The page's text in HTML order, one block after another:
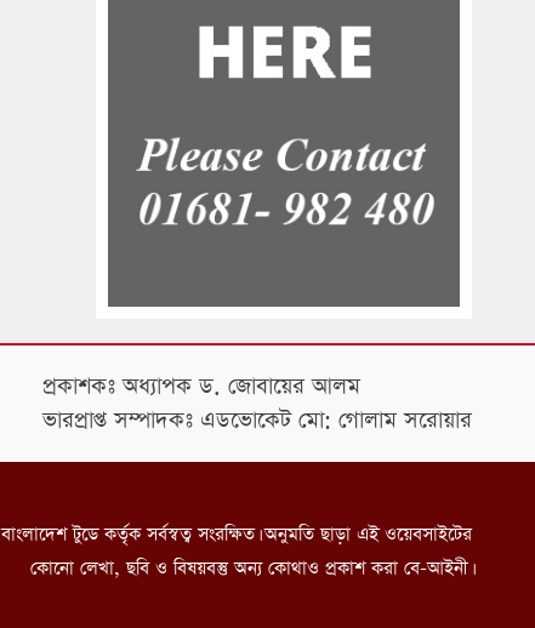
প্রকাশকঃ অধ্যাপক ড. জোবায়ের আলম
ভারপ্রাপ্ত সম্পাদকঃ এডভোকেট মো: গোলাম সরোয়ার
বাংলাদেশ টুডে কর্তৃক সর্বস্বত্ব সংরক্ষিত। অনুমতি ছাড়া এই ওয়েবসাইটের
কোনো লেখা, ছবি ও বিষয়বস্তু অন্য কোথাও প্রকাশ করা বে-আইনী।